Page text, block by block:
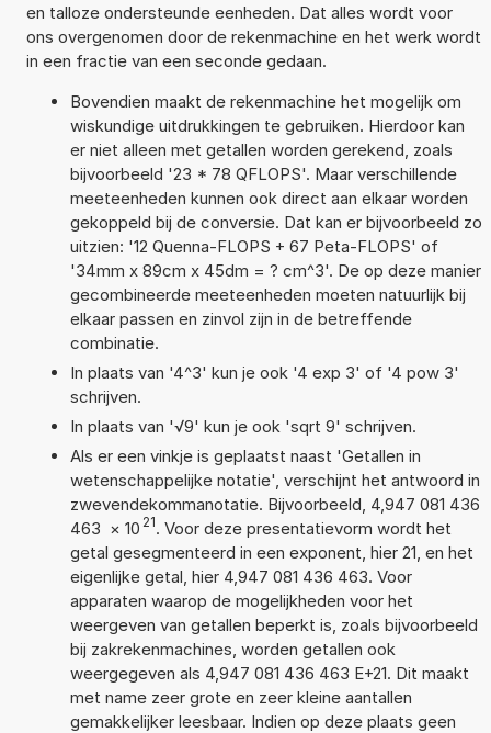
en talloze ondersteunde eenheden. Dat alles wordt voor
ons overgenomen door de rekenmachine en het werk wordt
in een fractie van een seconde gedaan.
Bovendien maakt de rekenmachine het mogelijk om
wiskundige uitdrukkingen te gebruiken. Hierdoor kan
er niet alleen met getallen worden gerekend, zoals
bijvoorbeeld '23 * 78 QFLOPS'. Maar verschillende
meeteenheden kunnen ook direct aan elkaar worden
gekoppeld bij de conversie. Dat kan er bijvoorbeeld zo
uitzien: '12 Quenna-FLOPS + 67 Peta-FLOPS' of
'34mm x 89cm x 45dm = ? cm^3'. De op deze manier
gecombineerde meeteenheden moeten natuurlijk bij
elkaar passen en zinvol zijn in de betreffende
combinatie.
In plaats van '4^3' kun je ook '4 exp 3' of '4 pow 3'
schrijven.
In plaats van '√9' kun je ook 'sqrt 9' schrijven.
Als er een vinkje is geplaatst naast 'Getallen in
wetenschappelijke notatie', verschijnt het antwoord in
zwevendekommanotatie. Bijvoorbeeld, 4,947 081 436
463 × 10 21. Voor deze presentatievorm wordt het
getal gesegmenteerd in een exponent, hier 21, en het
eigenlijke getal, hier 4,947 081 436 463. Voor
apparaten waarop de mogelijkheden voor het
weergeven van getallen beperkt is, zoals bijvoorbeeld
bij zakrekenmachines, worden getallen ook
weergegeven als 4,947 081 436 463 E+21. Dit maakt
met name zeer grote en zeer kleine aantallen
gemakkelijker leesbaar. Indien op deze plaats geen